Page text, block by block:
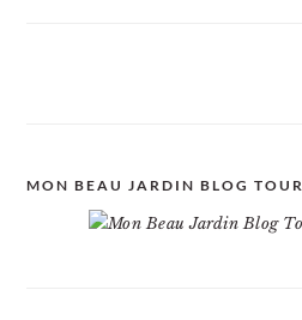
MON BEAU JARDIN BLOG TOUR